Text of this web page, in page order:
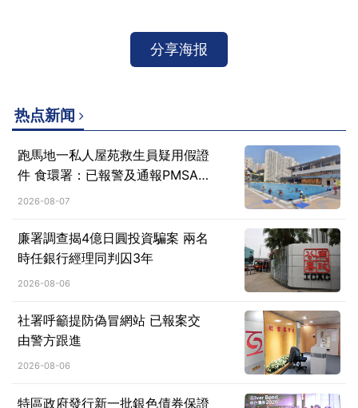
分享海报
热点新闻
跑馬地一私人屋苑救生員疑用假證
件 食環署：已報警及通報PMSA跟
進
2026-08-07
廉署調查揭4億日圓投資騙案 兩名
時任銀行經理同判囚3年
2026-08-06
社署呼籲提防偽冒網站 已報案交
由警方跟進
2026-08-06
特區政府發行新一批銀色債券保證